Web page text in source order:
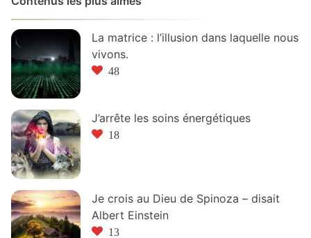
La matrice : l’illusion dans laquelle nous
vivons.
48
J’arrête les soins énergétiques
18
Je crois au Dieu de Spinoza – disait
Albert Einstein
13